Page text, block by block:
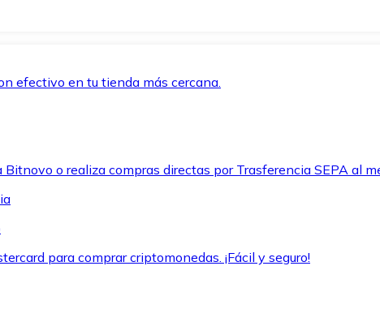
efectivo en tu tienda más cercana.
o realiza compras directas por Trasferencia SEPA al
para comprar criptomonedas. ¡Fácil y seguro!